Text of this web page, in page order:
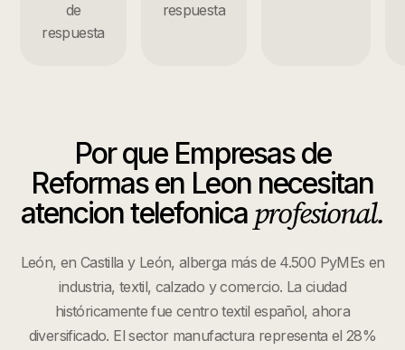
de
respuesta
respuesta
Por que Empresas de
Reformasen Leonnecesitan
atencion telefonica profesional.
León, en Castilla y León, alberga más de 4.500 PyMEs en
industria, textil, calzado y comercio. La ciudad
históricamente fue centro textil español, ahora
diversificado. El sector manufactura representa el 28%